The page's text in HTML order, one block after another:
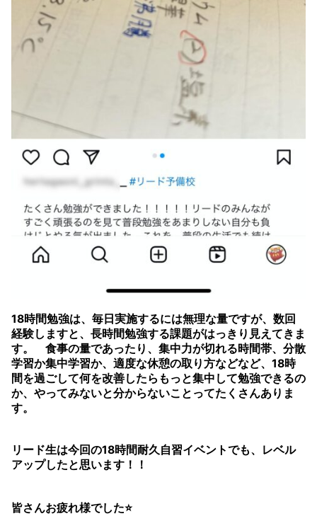
18時間勉強は、毎日実施するには無理な量ですが、数回
経験しますと、長時間勉強する課題がはっきり見えてきま
す。 食事の量であったり、集中力が切れる時間帯、分散
学習か集中学習か、適度な休憩の取り方などなど、18時
間を過ごして何を改善したらもっと集中して勉強できるの
か、やってみないと分からないことってたくさんありま
す。
リード生は今回の18時間耐久自習イベントでも、レベル
アップしたと思います！！
皆さんお疲れ様でした⭐️